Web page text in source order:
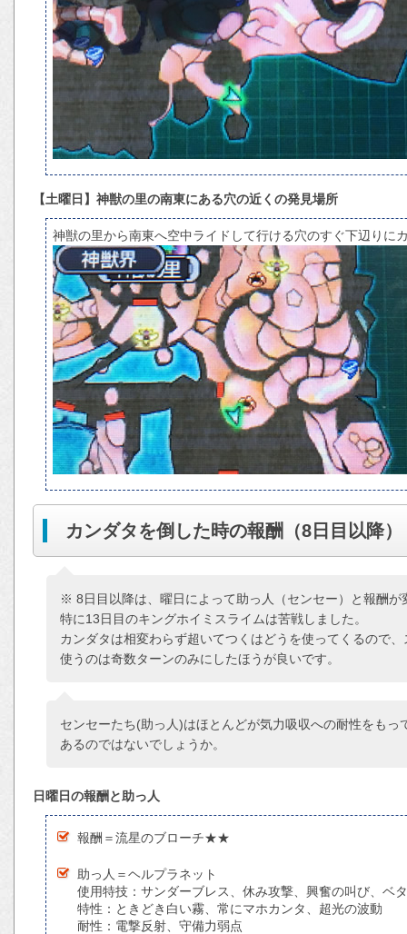
【土曜日】神獣の里の南東にある穴の近くの発見場所
神獣の里から南東へ空中ライドして行ける穴のすぐ下辺りに
カンダタを倒した時の報酬（8日目以降）
※ 8日目以降は、曜日によって助っ人（センセー）と報酬が
特に13日目のキングホイミスライムは苦戦しました。
カンダタは相変わらず超いてつくはどうを使ってくるので
使うのは奇数ターンのみにしたほうが良いです。
センセーたち(助っ人)はほとんどが気力吸収への耐性をも
あるのではないでしょうか。
日曜日の報酬と助っ人
報酬＝流星のブローチ★★
助っ人＝ヘルプラネット
使用特技：サンダーブレス、休み攻撃、興奮の叫び、ベ
特性：ときどき白い霧、常にマホカンタ、超光の波動
耐性：電撃反射、守備力弱点